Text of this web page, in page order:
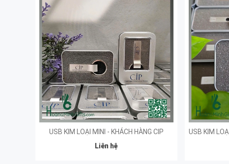
USB KIM LOẠI MINI - KHÁCH HÀNG CIP
Liên hệ